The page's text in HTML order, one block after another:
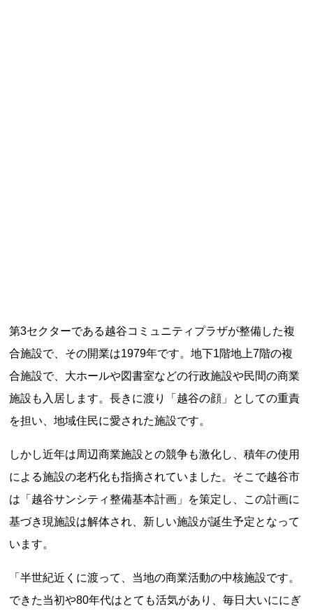
釧路市立東栄小学校 閉校
釧路市立柏木小学校 閉校
Final Access Books
上郷温水路 東急8500系
第3セクターである越谷コミュニティプラザが整備した複
合施設で、その開業は1979年です。地下1階地上7階の複
合施設で、大ホールや図書室などの行政施設や民間の商業
施設も入居します。長きに渡り「越谷の顔」としての重責
を担い、地域住民に愛された施設です。
しかし近年は周辺商業施設との競争も激化し、積年の使用
による施設の老朽化も指摘されていました。そこで越谷市
は「越谷サンシティ整備基本計画」を策定し、この計画に
基づき現施設は解体され、新しい施設が誕生予定となって
います。
「半世紀近くに渡って、当地の商業活動の中核施設です。
できた当初や80年代はとても活気があり、毎日大いににぎ